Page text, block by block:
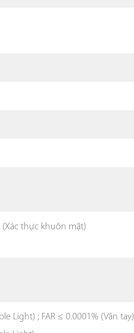
(Xác thực khuôn mặt)
Light) ; FAR ≤ 0.0001% (Vân tay)